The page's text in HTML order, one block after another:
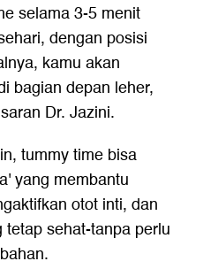
selama 3-5 menit
dengan posisi
kamu akan
bagian depan leher,
Dr. Jazini.
tummy time bisa
yang membantu
otot inti, dan
sehat-tanpa perlu